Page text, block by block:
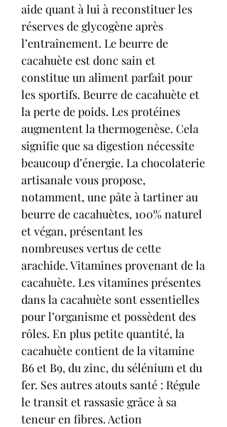
aide quant à lui à reconstituer les
réserves de glycogène après
l’entraînement. Le beurre de
cacahuète est donc sain et
constitue un aliment parfait pour
les sportifs. Beurre de cacahuète et
la perte de poids. Les protéines
augmentent la thermogenèse. Cela
signifie que sa digestion nécessite
beaucoup d’énergie. La chocolaterie
artisanale vous propose,
notamment, une pâte à tartiner au
beurre de cacahuètes, 100% naturel
et végan, présentant les
nombreuses vertus de cette
arachide. Vitamines provenant de la
cacahuète. Les vitamines présentes
dans la cacahuète sont essentielles
pour l’organisme et possèdent des
rôles. En plus petite quantité, la
cacahuète contient de la vitamine
B6 et B9, du zinc, du sélénium et du
fer. Ses autres atouts santé : Régule
le transit et rassasie grâce à sa
teneur en fibres. Action